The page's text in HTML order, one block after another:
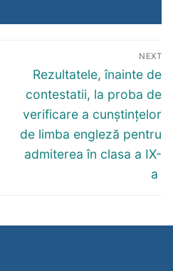
NEXT
Rezultatele, înainte de
contestatii, la proba de
verificare a cunștințelor
de limba engleză pentru
admiterea în clasa a IX-
a